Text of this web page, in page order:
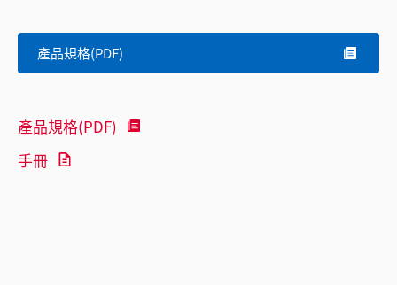
產品規格(PDF)
產品規格(PDF)
手冊